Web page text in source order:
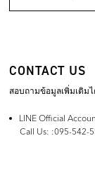
CONTACT US
สอบถามข้อมูลเพิ่มเติม
LINE Official
Call Us: :095-542-